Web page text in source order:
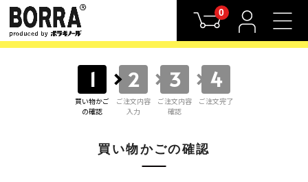
0
1
買い物かご
の確認
2
ご注文内容
入力
3
ご注文内容
確認
4
ご注文完了
買い物かごの確認